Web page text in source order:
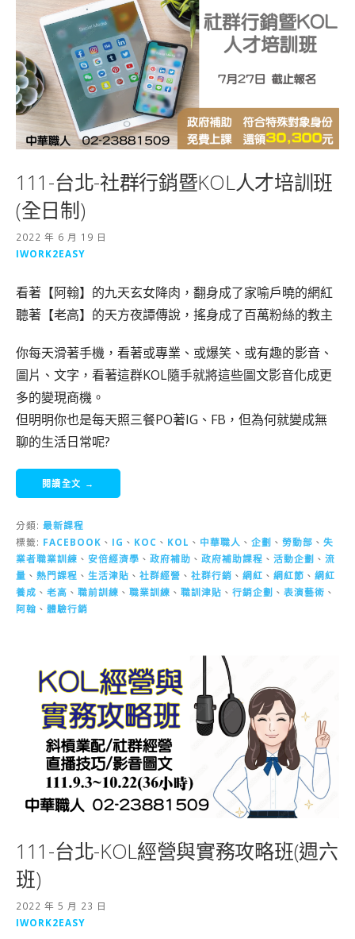
111-台北-社群行銷暨KOL人才培訓班
(全日制)
2022 年 6 月 19 日
IWORK2EASY
看著【阿翰】的九天玄女降肉，翻身成了家喻戶曉的網紅
聽著【老高】的天方夜譚傳說，搖身成了百萬粉絲的教主
你每天滑著手機，看著或專業、或爆笑、或有趣的影音、
圖片、文字，看著這群KOL隨手就將這些圖文影音化成更
多的變現商機。
但明明你也是每天照三餐PO著IG、FB，但為何就變成無
聊的生活日常呢?
閱讀全文 →
分類: 最新課程
標籤: FACEBOOK 、 IG 、 KOC 、 KOL 、 中華職人 、 企劃 、 勞動部 、 失
業者職業訓練 、 安倍經濟學 、 政府補助 、 政府補助課程 、 活動企劃 、 流
量 、 熱門課程 、 生活津貼 、 社群經營 、 社群行銷 、 網紅 、 網紅節 、 網紅
養成 、 老高 、 職前訓練 、 職業訓練 、 職訓津貼 、 行銷企劃 、 表演藝術 、
阿翰 、 體驗行銷
111-台北-KOL經營與實務攻略班(週六
班)
2022 年 5 月 23 日
IWORK2EASY